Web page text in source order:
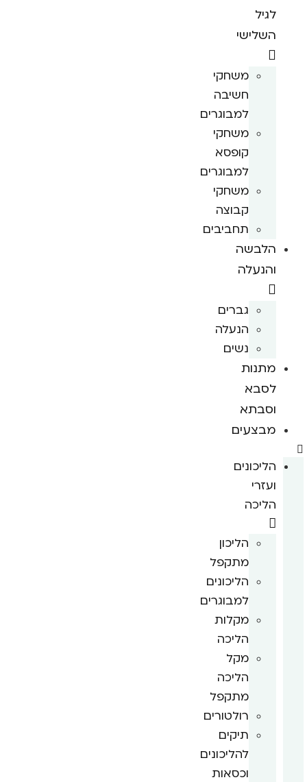
לגיל
השלישי
משחקי
חשיבה
למבוגרים
משחקי
קופסא
למבוגרים
משחקי
קבוצה
תחביבים
הלבשה
והנעלה
גברים
הנעלה
נשים
מתנות
לסבא
וסבתא
מבצעים
הליכונים
ועזרי
הליכה
הליכון
מתקפל
הליכונים
למבוגרים
מקלות
הליכה
מקל
הליכה
מתקפל
רולטורים
תיקים
להליכונים
וכסאות